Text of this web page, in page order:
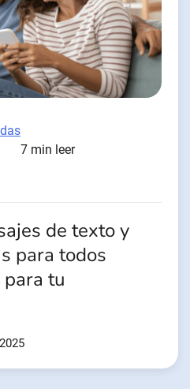
7 min leer
de texto y
para todos
para tu